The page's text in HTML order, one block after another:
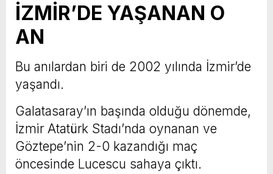
İZMİR’DE YAŞANAN O
AN
Bu anılardan biri de 2002 yılında İzmir’de
yaşandı.
Galatasaray’ın başında olduğu dönemde,
İzmir Atatürk Stadı’nda oynanan ve
Göztepe’nin 2-0 kazandığı maç
öncesinde Lucescu sahaya çıktı.